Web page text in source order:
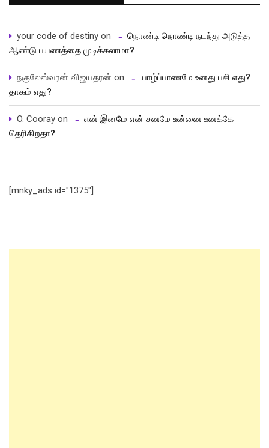
your code of destiny on
நொண்டி நொண்டி நடந்து அடுத்த
ஆண்டு பயணத்தை முடிக்கலாமா?
நகுலேஸ்வரன் விஜயதரன் on
யாழ்ப்பாணமே உனது பசி எது?
தாகம் எது?
O. Cooray on
என் இனமே என் சனமே உன்னை உனக்கே
தெரிகிறதா?
[mnky_ads id="1375"]